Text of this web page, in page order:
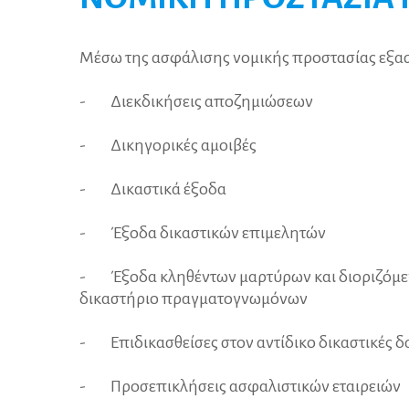
Περιουσία
Σκάφος
Νομική Προστασία
Ασφάλιση
QnA Αυτοκίνητο
Περιουσία
Ιδιωτική Αστική
Νομική Προστασία
Μέσω της ασφάλισης νομικής προστασίας
- Διεκδικήσεις αποζημιώσεων
- Δικηγορικές αμοιβές
- Δικαστικά έξοδα
- Έξοδα δικαστικών επιμελητών
- Έξοδα κληθέντων μαρτύρων και
δικαστήριο πραγματογνωμόνων
- Επιδικασθείσες στον αντίδικο δικαστικές
- Προσεπικλήσεις ασφαλιστικών εταιρειών